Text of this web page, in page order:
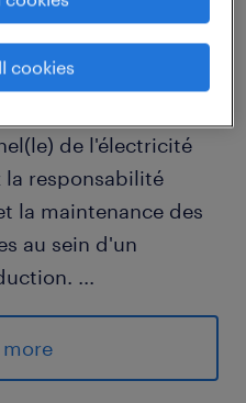
l'opportunité de
innovants en tant
de l'électricité
la responsabilité
la maintenance des
au sein d'un
...
conformément
vigueur.
les machines de
cookies